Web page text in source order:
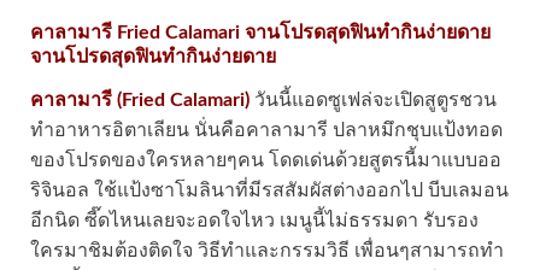
คาลามารี Fried Calamari จานโปรดสุดฟินทำกินง่ายดาย
จานโปรดสุดฟินทำกินง่ายดาย
คาลามารี (Fried Calamari) วันนี้แอดซูเฟล่จะเปิดสูตูรชวน
ทำอาหารอิตาเลียน นั่นคือคาลามารี ปลาหมึกชุบแป้งทอด
ของโปรดของใครหลายๆคน โดดเด่นด้วยสูตรนี้มาแบบออ
ริจินอล ใช้แป้งซาโมลินาที่มีรสสัมผัสต่างออกไป บีบเลมอน
อีกนิด ซี๊ดไหนเลยจะอดใจไหว เมนูนี้ไม่ธรรมดา รับรอง
ใครมาชิมต้องติดใจ วิธีทำและกรรมวิธี เพื่อนๆสามารถทำ